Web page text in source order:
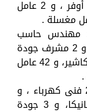
مكواة ، و20 عامل تعبئة ، و 30 عامل أوفر ، و 2 عامل
مهندس حاسب
آلي، و 2 ممرضة، و400 وسيط تأمينى، و 2 مشرف جودة
، ومدير مالي، ومحاسب، و 2 مبيعات ، وكاشير، و 42 عامل
وفى دمياط وبورسعيد : 30 خياط ، و 2 فنى كهرباء ، و
10 عمال انتاج ، و 4 فنى صيانة ميكانيكا، و 3 جودة